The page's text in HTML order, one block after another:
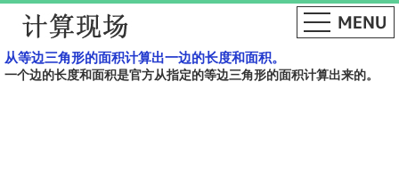
从等边三角形的面积计算出一边的长度和面积。
一个边的长度和面积是官方从指定的等边三角形的面积计算出来的。